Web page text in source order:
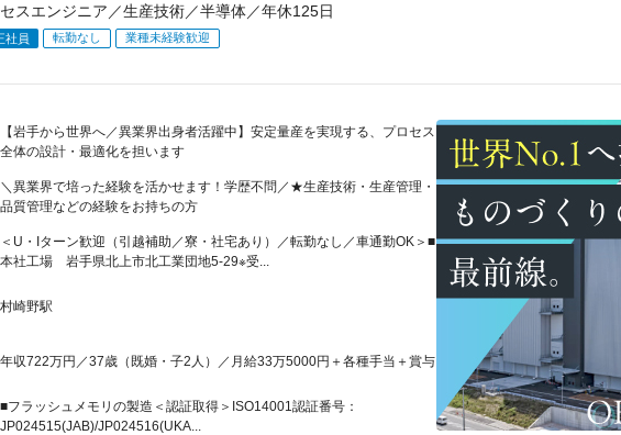
スエンジニア／生産技術／半導体／年休125日
社員 転勤なし 業種未経験歓迎
【岩手から世界へ／異業界出身者活躍中】安定量産を実現する、プロセス
全体の設計・最適化を担います
＼異業界で培った経験を活かせます！学歴不問／★生産技術・生産管理・
品質管理などの経験をお持ちの方
＜U・Iターン歓迎（引越補助／寮・社宅あり）／転勤なし／車通勤OK＞■
本社工場 岩手県北上市北工業団地5-29※受...
村崎野駅
年収722万円／37歳（既婚・子2人）／月給33万5000円＋各種手当＋賞与
■フラッシュメモリの製造＜認証取得＞ISO14001認証番号：
JP024515(JAB)/JP024516(UKA...